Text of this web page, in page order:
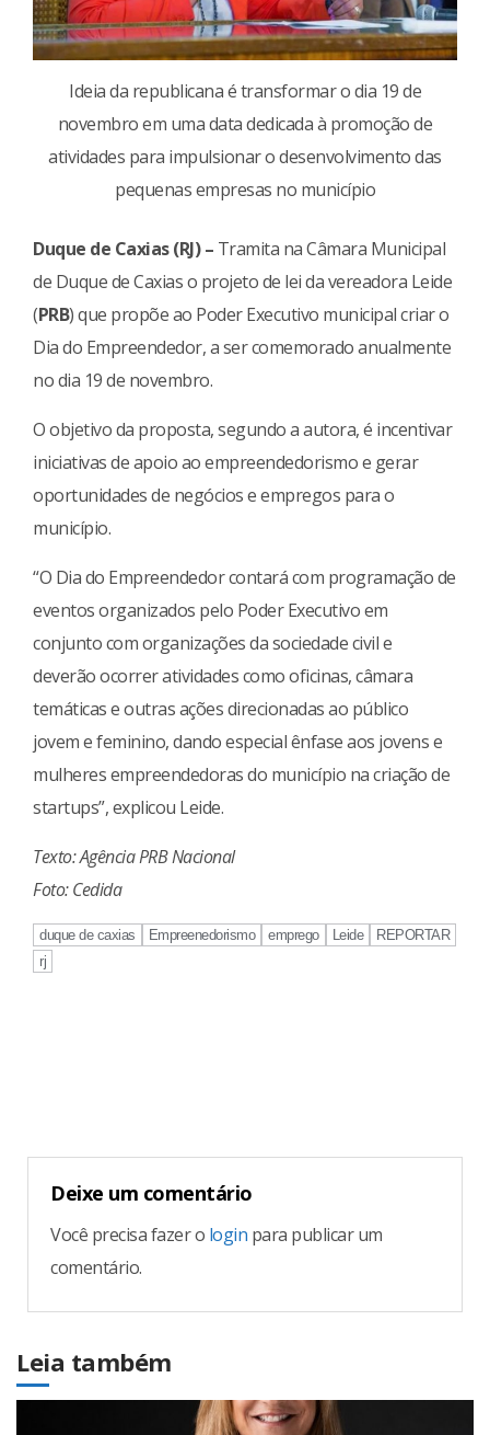
Ideia da republicana é transformar o dia 19 de
novembro em uma data dedicada à promoção de
atividades para impulsionar o desenvolvimento das
pequenas empresas no município
Duque de Caxias (RJ) – Tramita na Câmara Municipal
de Duque de Caxias o projeto de lei da vereadora Leide
(PRB) que propõe ao Poder Executivo municipal criar o
Dia do Empreendedor, a ser comemorado anualmente
no dia 19 de novembro.
O objetivo da proposta, segundo a autora, é incentivar
iniciativas de apoio ao empreendedorismo e gerar
oportunidades de negócios e empregos para o
município.
“O Dia do Empreendedor contará com programação de
eventos organizados pelo Poder Executivo em
conjunto com organizações da sociedade civil e
deverão ocorrer atividades como oficinas, câmara
temáticas e outras ações direcionadas ao público
jovem e feminino, dando especial ênfase aos jovens e
mulheres empreendedoras do município na criação de
startups”, explicou Leide.
Texto: Agência PRB Nacional
Foto: Cedida
duque de caxias Empreenedorismo emprego Leide
REPORTAR
rj
Deixe um comentário
Você precisa fazer o login para publicar um
comentário.
Leia também